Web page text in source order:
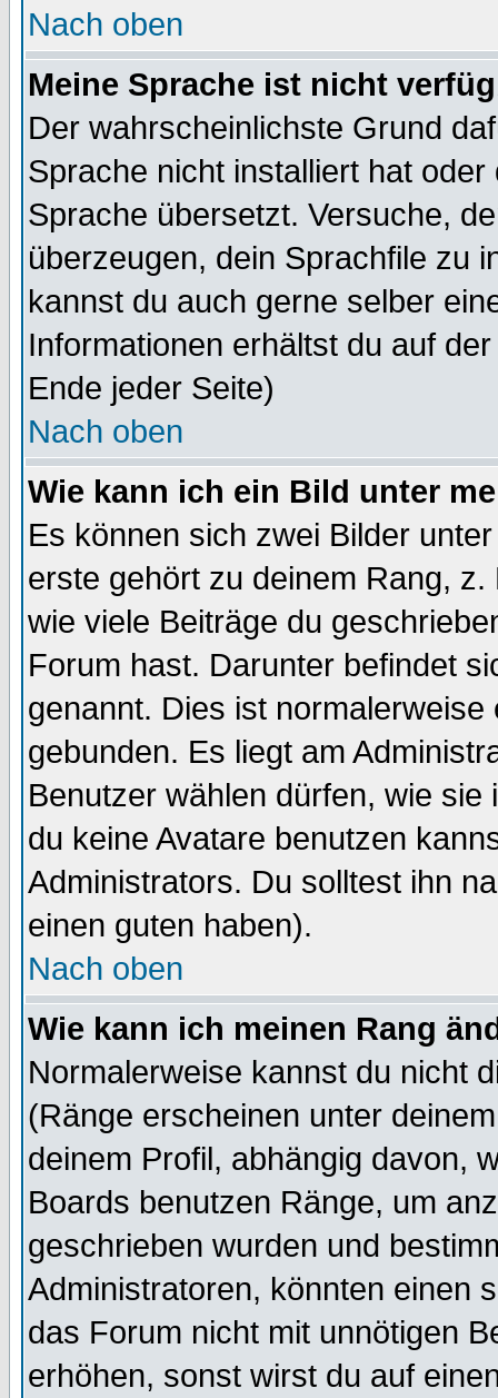
Nach oben
Meine Sprache ist nicht
Der wahrscheinlichste Grund
Sprache nicht installiert hat
Sprache übersetzt. Versuche,
überzeugen, dein Sprachfile zu
kannst du auch gerne selber
Informationen erhältst du auf
Ende jeder Seite)
Nach oben
Wie kann ich ein Bild unter
Es können sich zwei Bilder
erste gehört zu deinem Rang,
wie viele Beiträge du
Forum hast. Darunter befindet
genannt. Dies ist
gebunden. Es liegt am
Benutzer wählen dürfen, wie
du keine Avatare benutzen
Administrators. Du solltest ihn
einen guten haben).
Nach oben
Wie kann ich meinen Rang
Normalerweise kannst du nicht
(Ränge erscheinen unter
deinem Profil, abhängig davon,
Boards benutzen Ränge, um
geschrieben wurden und
Administratoren, könnten einen
das Forum nicht mit unnötigen
erhöhen, sonst wirst du auf